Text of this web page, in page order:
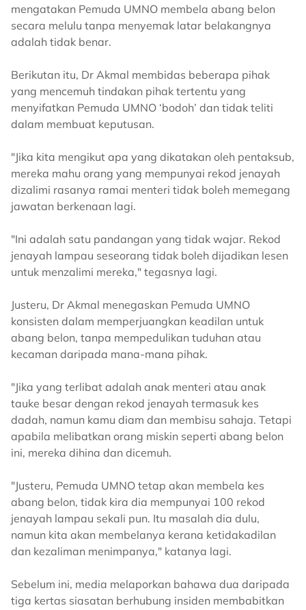
mengatakan Pemuda UMNO membela abang belon
secara melulu tanpa menyemak latar belakangnya
adalah tidak benar.
Berikutan itu, Dr Akmal membidas beberapa pihak
yang mencemuh tindakan pihak tertentu yang
menyifatkan Pemuda UMNO ‘bodoh’ dan tidak teliti
dalam membuat keputusan.
"Jika kita mengikut apa yang dikatakan oleh pentaksub,
mereka mahu orang yang mempunyai rekod jenayah
dizalimi rasanya ramai menteri tidak boleh memegang
jawatan berkenaan lagi.
"Ini adalah satu pandangan yang tidak wajar. Rekod
jenayah lampau seseorang tidak boleh dijadikan lesen
untuk menzalimi mereka," tegasnya lagi.
Justeru, Dr Akmal menegaskan Pemuda UMNO
konsisten dalam memperjuangkan keadilan untuk
abang belon, tanpa mempedulikan tuduhan atau
kecaman daripada mana-mana pihak.
"Jika yang terlibat adalah anak menteri atau anak
tauke besar dengan rekod jenayah termasuk kes
dadah, namun kamu diam dan membisu sahaja. Tetapi
apabila melibatkan orang miskin seperti abang belon
ini, mereka dihina dan dicemuh.
"Justeru, Pemuda UMNO tetap akan membela kes
abang belon, tidak kira dia mempunyai 100 rekod
jenayah lampau sekali pun. Itu masalah dia dulu,
namun kita akan membelanya kerana ketidakadilan
dan kezaliman menimpanya," katanya lagi.
Sebelum ini, media melaporkan bahawa dua daripada
tiga kertas siasatan berhubung insiden membabitkan